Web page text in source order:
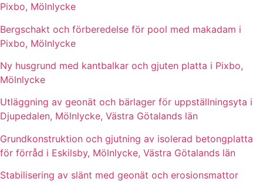
Pixbo, Mölnlycke
Bergschakt och förberedelse för pool med makadam i
Pixbo, Mölnlycke
Ny husgrund med kantbalkar och gjuten platta i Pixbo,
Mölnlycke
Utläggning av geonät och bärlager för uppställningsyta i
Djupedalen, Mölnlycke, Västra Götalands län
Grundkonstruktion och gjutning av isolerad betongplatta
för förråd i Eskilsby, Mölnlycke, Västra Götalands län
Stabilisering av slänt med geonät och erosionsmattor